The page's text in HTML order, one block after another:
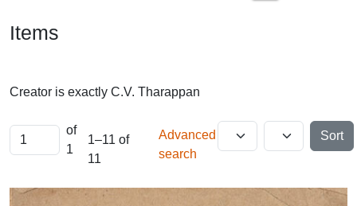
Items
Creator is exactly C.V. Tharappan
of
1
1–11 of
11
Advanced
search
Sort